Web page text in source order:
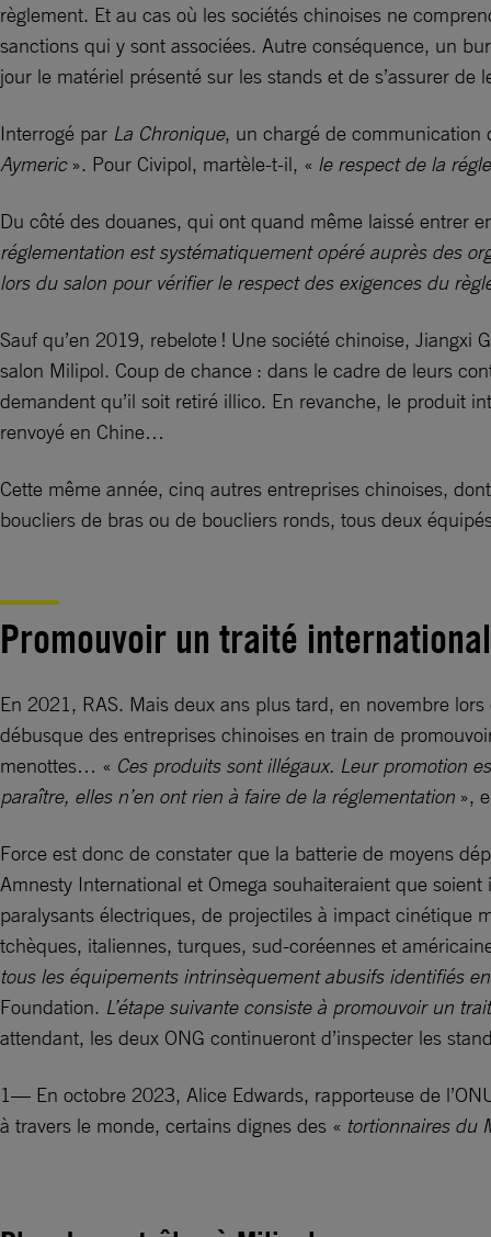
règlement. Et au cas où les sociétés chinoises ne
sanctions qui y sont associées. Autre conséquence, un
jour le matériel présenté sur les stands et de s’assurer de
Interrogé par La Chronique, un chargé de communication
Aymeric ». Pour Civipol, martèle-t-il, « le respect de la
Du côté des douanes, qui ont quand même laissé entrer
réglementation est systématiquement opéré auprès des
lors du salon pour vérifier le respect des exigences du
Sauf qu’en 2019, rebelote ! Une société chinoise, Jiangxi
salon Milipol. Coup de chance : dans le cadre de leurs
demandent qu’il soit retiré illico. En revanche, le produit
renvoyé en Chine…
Cette même année, cinq autres entreprises chinoises,
boucliers de bras ou de boucliers ronds, tous deux
Promouvoir un traité international
En 2021, RAS. Mais deux ans plus tard, en novembre
débusque des entreprises chinoises en train de
menottes… « Ces produits sont illégaux. Leur promotion
paraître, elles n’en ont rien à faire de la réglementation »,
Force est donc de constater que la batterie de moyens
Amnesty International et Omega souhaiteraient que
paralysants électriques, de projectiles à impact cinétique
tchèques, italiennes, turques, sud-coréennes et
tous les équipements intrinsèquement abusifs identifiés
Foundation. L’étape suivante consiste à promouvoir un
attendant, les deux ONG continueront d’inspecter les
1— En octobre 2023, Alice Edwards, rapporteuse de
à travers le monde, certains dignes des « tortionnaires du